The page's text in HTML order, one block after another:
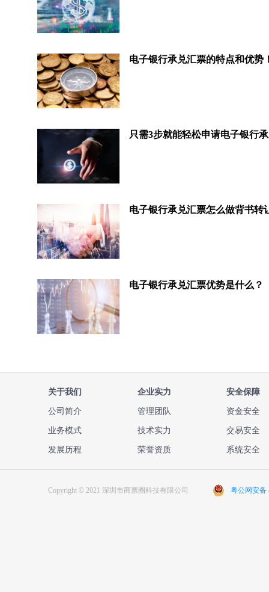
电子银行承兑汇票的特点和优势
只需3步就能轻松申请电子银行
电子银行承兑汇票怎么做背书转
电子银行承兑汇票优势是什么？
关于我们
公司简介
业务模式
发展历程
企业实力
管理团队
技术实力
荣誉资质
安全保障
资金安全
交易安全
系统安全
Copyright © 2021 深圳市商票圈科技有限公司 粤公网安备